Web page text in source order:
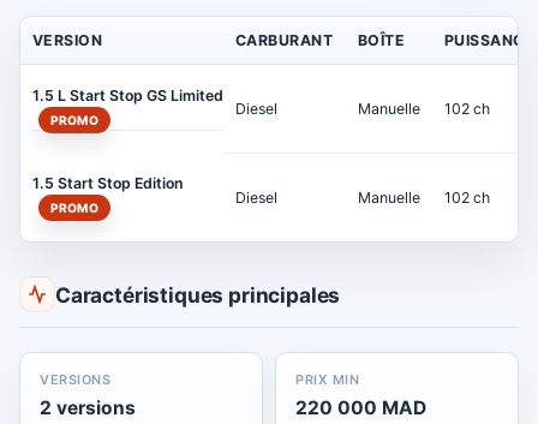
VERSION CARBURANT BOÎTE PUISSANCE
1.5 L Start Stop GS Limited
PROMO
Diesel Manuelle 102 ch
1.5 Start Stop Edition
PROMO
Diesel Manuelle 102 ch
Caractéristiques principales
VERSIONS
2 versions
PRIX MIN
220 000 MAD